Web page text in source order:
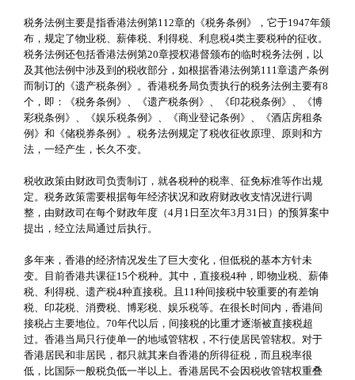
税务法例主要是指香港法例第112章的《税务条例》，它于1947年颁
布，规定了物业税、薪俸税、利得税、利息税4类主要税种的征收。
税务法例还包括香港法例第20章授权港督颁布的临时税务法例，以
及其他法例中涉及到的税收部分，如根据香港法例第111章遗产条例
而制订的《遗产税条例》。香港税务局负责执行的税务法例主要有8
个，即：《税务条例》、《遗产税条例》、《印花税条例》、《博
彩税条例》、《娱乐税条例》、《商业登记条例》、《酒店房租条
例》和《储税券条例》。税务法例规定了税收征收原理、原则和方
法，一经产生，长久不变。
税收政策由财政司负责制订，就各税种的税率、征免标准等作出规
定。税务政策需要根据每年经济状况和政府财政收支情况进行调
整，由财政司在每个财政年度（4月1日至次年3月31日）的预算案中
提出，经立法局通过后执行。
多年来，香港的经济情况发生了巨大变化，但低税的基本方针未
变。目前香港共课征15个税种。其中，直接税4种，即物业税、薪俸
税、利得税、遗产税4种直接税。且11种间接税中较重要的有差饷
税、印花税、消费税、博彩税、娱乐税等。在很长时间内，香港间
接税占主要地位。70年代以后，间接税的比重才逐渐被直接税超
过。香港当局只行使单一的地域管辖权，不行使居民管辖权。对于
香港居民和非居民，都只就其来自香港的所得征税，而且税率很
低，比国际一般税负低一半以上。香港居民不会因税收管辖权重叠